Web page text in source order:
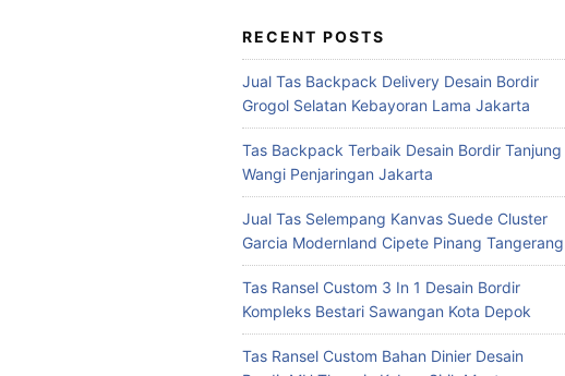
RECENT POSTS
Jual Tas Backpack Delivery Desain Bordir
Grogol Selatan Kebayoran Lama Jakarta
Tas Backpack Terbaik Desain Bordir Tanjung
Wangi Penjaringan Jakarta
Jual Tas Selempang Kanvas Suede Cluster
Garcia Modernland Cipete Pinang Tangerang
Tas Ransel Custom 3 In 1 Desain Bordir
Kompleks Bestari Sawangan Kota Depok
Tas Ransel Custom Bahan Dinier Desain